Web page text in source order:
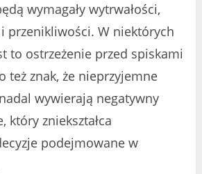
wymagały wytrwałości,
przenikliwości. W niektórych
to ostrzeżenie przed spiskami
też znak, że nieprzyjemne
wywierają negatywny
który zniekształca
podejmowane w